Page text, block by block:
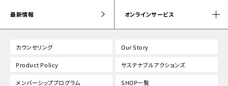
最新情報 オンラインサービス
カウンセリング Our Story
Product Policy サステナブルアクションズ
メンバーシッププログラム SHOP一覧